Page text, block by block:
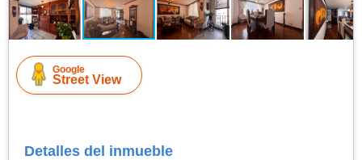
Google
Street View
Detalles del inmueble